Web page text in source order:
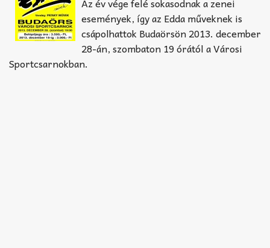
TABok
események, így az Edda műveknek is
csápolhattok Budaörsön 2013. december
28-án, szombaton 19 órától a Városi
Sportcsarnokban.